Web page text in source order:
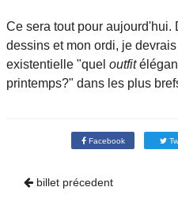
Ce sera tout pour aujourd'hui.
dessins et mon ordi, je
existentielle "quel outfit
printemps?" dans les plus
Facebook
billet précedent